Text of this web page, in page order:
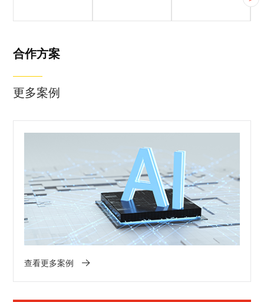
合作方案
更多案例
查看更多案例